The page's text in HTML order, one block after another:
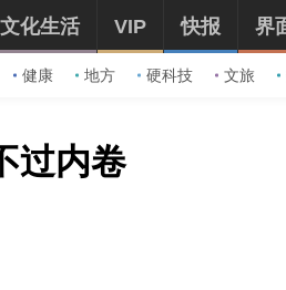
健康 地方 硬科技 文旅
文化生活 VIP 快报 界
过内卷